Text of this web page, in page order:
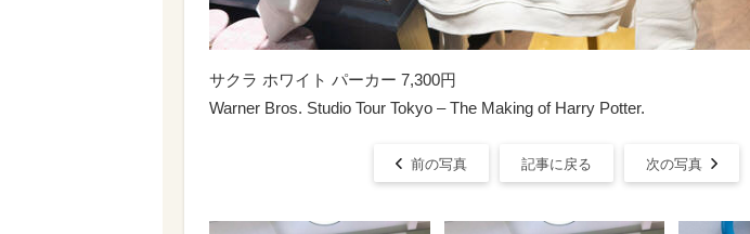
サクラ ホワイト パーカー 7,300円
Warner Bros. Studio Tour Tokyo – The Making of Harry Potter.
前の写真 記事に戻る 次の写真